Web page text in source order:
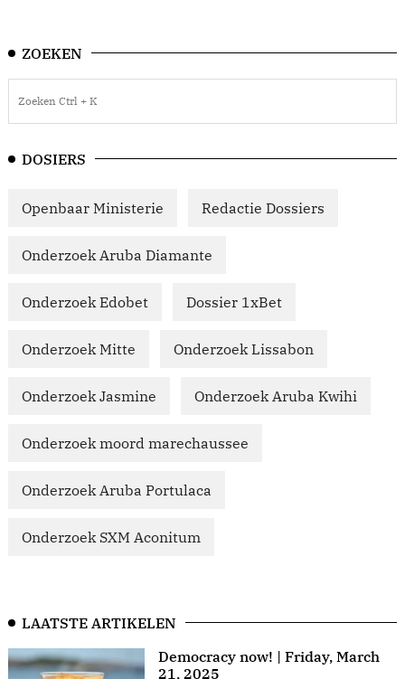
ZOEKEN
DOSIERS
Openbaar Ministerie Redactie Dossiers
Onderzoek Aruba Diamante
Onderzoek Edobet Dossier 1xBet
Onderzoek Mitte Onderzoek Lissabon
Onderzoek Jasmine Onderzoek Aruba Kwihi
Onderzoek moord marechaussee
Onderzoek Aruba Portulaca
Onderzoek SXM Aconitum
LAATSTE ARTIKELEN
Democracy now! | Friday, March
21, 2025